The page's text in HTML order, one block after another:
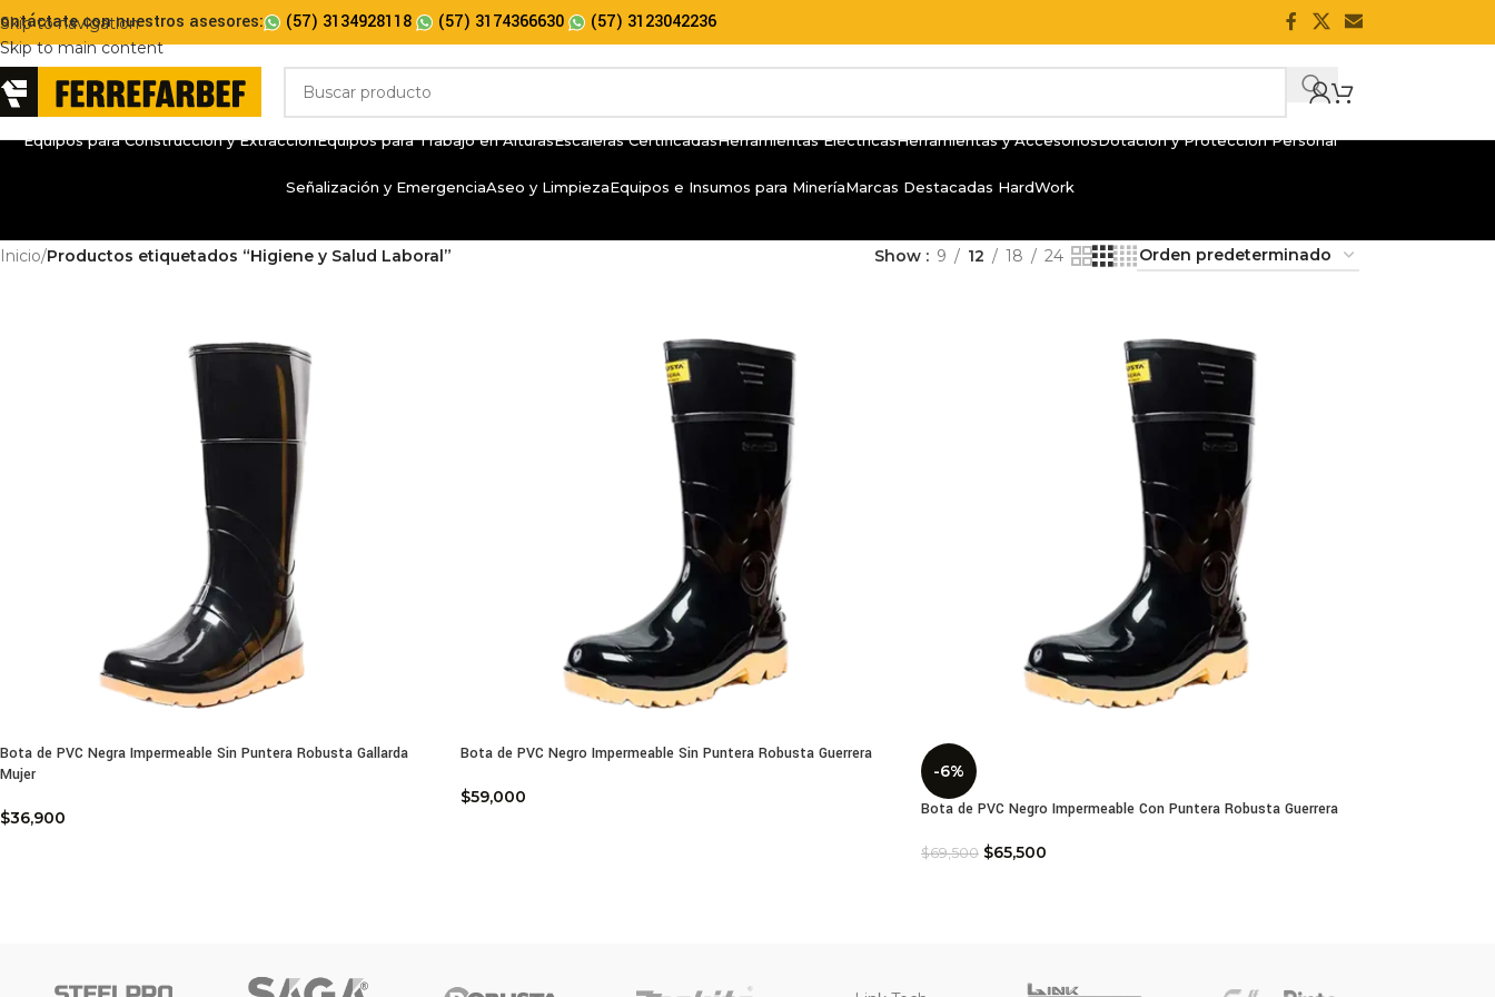
Skip to navigation
Skip to main content
con nuestros asesores: (57) 3134928118 (57) 3174366630 (57) 3123042236
Equipos para Construcción y ExtracciónEquipos para Trabajo en AlturasEscaleras CertificadasHerramientas EléctricasHerramientas y AccesoriosDotación y Protección Personal
Señalización y EmergenciaAseo y LimpiezaEquipos e Insumos para MineríaMarcas Destacadas HardWork
Inicio/Productos etiquetados “Higiene y Salud Laboral” Show 9 12 18 24
Bota de PVC Negra Impermeable Sin Puntera Robusta Gallarda
Mujer
$36,900
Bota de PVC Negro Impermeable Sin Puntera Robusta Guerrera
$59,000
-6%
Bota de PVC Negro Impermeable Con Puntera Robusta Guerrera
$69,500 $65,500